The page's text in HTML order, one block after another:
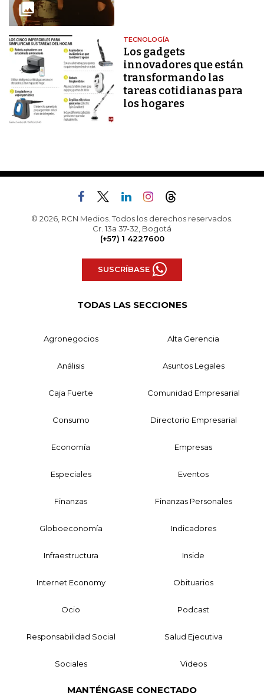
TECNOLOGÍA
Los gadgets
innovadores que están
transformando las
tareas cotidianas para
los hogares
© 2026, RCN Medios. Todos los derechos reservados.
Cr. 13a 37-32, Bogotá
(+57) 1 4227600
SUSCRÍBASE
TODAS LAS SECCIONES
Agronegocios Alta Gerencia
Análisis Asuntos Legales
Caja Fuerte Comunidad Empresarial
Consumo Directorio Empresarial
Economía Empresas
Especiales Eventos
Finanzas Finanzas Personales
Globoeconomía Indicadores
Infraestructura Inside
Internet Economy Obituarios
Ocio Podcast
Responsabilidad Social Salud Ejecutiva
Sociales Videos
MANTÉNGASE CONECTADO